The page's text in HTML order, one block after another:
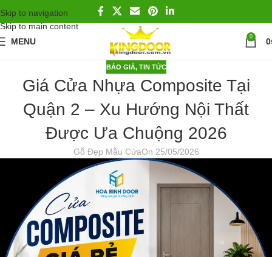
Skip to navigation
Skip to main content
MENU
0 0
BÁO GIÁ, TIN TỨC
Giá Cửa Nhựa Composite Tại
Quận 2 – Xu Hướng Nội Thất
Được Ưa Chuộng 2026
Gỗ Đẹp Mẫu CửaOn 25/05/2026